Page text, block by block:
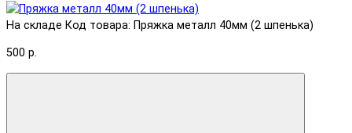
На складе Код товара: Пряжка металл 40мм (2 шпенька)
500 р.